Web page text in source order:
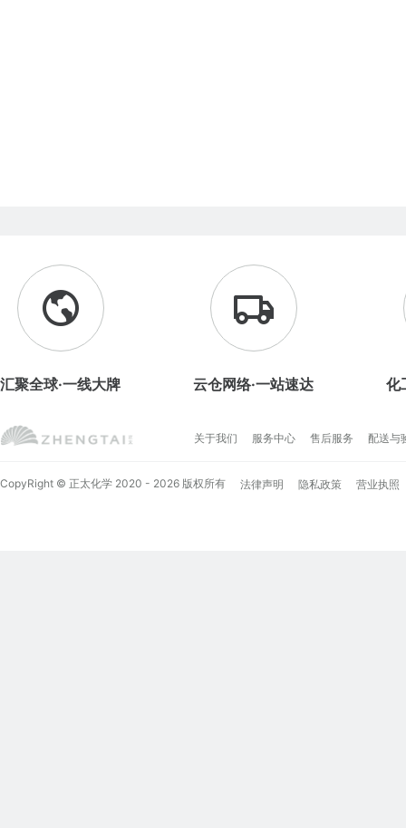
汇聚全球·一线大牌 云仓网络·一站速达 化
关于我们 服务中心 售后服务 配送与
CopyRight © 正太化学 2020 - 2026 版权所有 法律声明 隐私政策 营业执照